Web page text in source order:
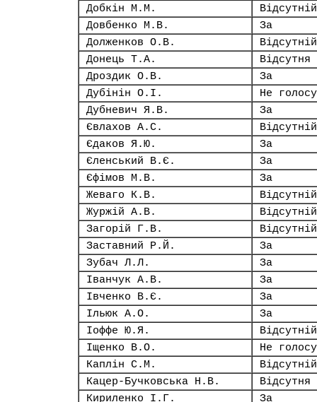
Добкін М.М.
Відсутній
Довбенко М.В.
За
Долженков О.В.
Відсутній
Донець Т.А.
Відсутня
Дроздик О.В.
За
Дубінін О.І.
Не
Дубневич Я.В.
За
Євлахов А.С.
Відсутній
Єдаков Я.Ю.
За
Єленський В.Є.
За
Єфімов М.В.
За
Жеваго К.В.
Відсутній
Журжій А.В.
Відсутній
Загорій Г.В.
Відсутній
Заставний Р.Й.
За
Зубач Л.Л.
За
Іванчук А.В.
За
Івченко В.Є.
За
Ільюк А.О.
За
Іоффе Ю.Я.
Відсутній
Іщенко В.О.
Не
Каплін С.М.
Відсутній
Кацер-Бучковська Н.В.
Відсутня
Кириленко І.Г.
За